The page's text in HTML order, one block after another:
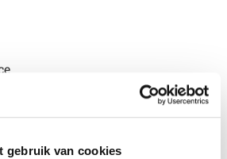
gebruik van cookies